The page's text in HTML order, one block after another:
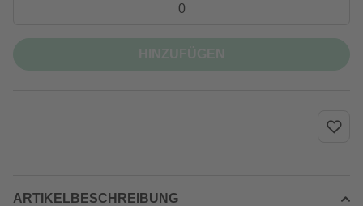
ARTIKELBESCHREIBUNG